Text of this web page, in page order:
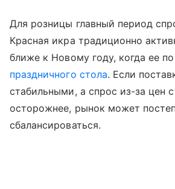
Для розницы главный период
Красная икра традиционно
ближе к Новому году, когда ее
праздничного стола. Если
стабильными, а спрос из-за цен
осторожнее, рынок может
сбалансироваться.